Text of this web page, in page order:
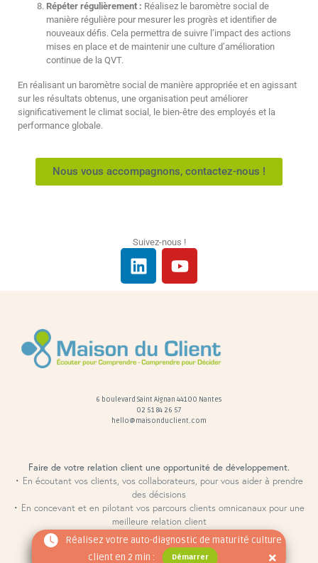
Répéter régulièrement : Réalisez le baromètre social de
manière régulière pour mesurer les progrès et identifier de
nouveaux défis. Cela permettra de suivre l’impact des actions
mises en place et de maintenir une culture d’amélioration
continue de la QVT.
En réalisant un baromètre social de manière appropriée et en agissant
sur les résultats obtenus, une organisation peut améliorer
significativement le climat social, le bien-être des employés et la
performance globale.
Nous vous accompagnons, contactez-nous !
Suivez-nous !
Réalisez votre auto-diagnostic de maturité culture
client en 2 min :
Démarrer
6 boulevard Saint Aignan 44100 Nantes
02 51 84 26 57
hello@maisonduclient.com
Faire de votre relation client une opportunité de développement.
• En écoutant vos clients, vos collaborateurs, pour vous aider à prendre
des décisions
• En concevant et en pilotant vos parcours clients omnicanaux pour une
meilleure relation client
Articles Mentions légales Nos Partenaires
MDC Partenaire Santé
Copyright © 2026 “MDC Partenaire”